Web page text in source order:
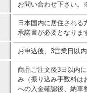
お問い合わせ下さい。
日本国内に居住され
承諾書が必要となりま
お申込後、3営業日以内
商品ご注文後3日以内
み（振り込み手数料は
への入金確認後、納車